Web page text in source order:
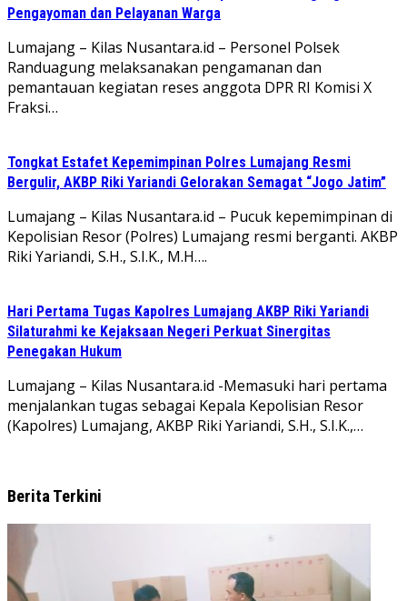
Pengayoman dan Pelayanan Warga
Lumajang – Kilas Nusantara.id – Personel Polsek
Randuagung melaksanakan pengamanan dan
pemantauan kegiatan reses anggota DPR RI Komisi X
Fraksi…
Tongkat Estafet Kepemimpinan Polres Lumajang Resmi
Bergulir, AKBP Riki Yariandi Gelorakan Semagat “Jogo Jatim”
Lumajang – Kilas Nusantara.id – Pucuk kepemimpinan di
Kepolisian Resor (Polres) Lumajang resmi berganti. AKBP
Riki Yariandi, S.H., S.I.K., M.H….
Hari Pertama Tugas Kapolres Lumajang AKBP Riki Yariandi
Silaturahmi ke Kejaksaan Negeri Perkuat Sinergitas
Penegakan Hukum
Lumajang – Kilas Nusantara.id -Memasuki hari pertama
menjalankan tugas sebagai Kepala Kepolisian Resor
(Kapolres) Lumajang, AKBP Riki Yariandi, S.H., S.I.K.,…
Berita Terkini